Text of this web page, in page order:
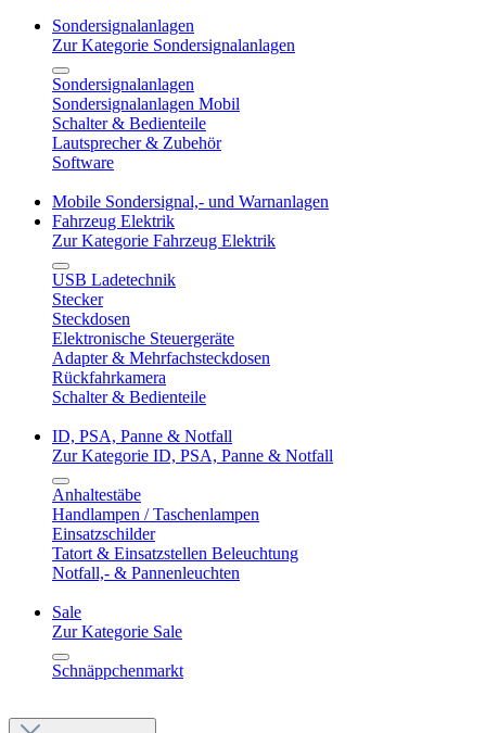
Sondersignalanlagen
Zur Kategorie Sondersignalanlagen
Sondersignalanlagen
Sondersignalanlagen Mobil
Schalter & Bedienteile
Lautsprecher & Zubehör
Software
Mobile Sondersignal,- und Warnanlagen
Fahrzeug Elektrik
Zur Kategorie Fahrzeug Elektrik
USB Ladetechnik
Stecker
Steckdosen
Elektronische Steuergeräte
Adapter & Mehrfachsteckdosen
Rückfahrkamera
Schalter & Bedienteile
ID, PSA, Panne & Notfall
Zur Kategorie ID, PSA, Panne & Notfall
Anhaltestäbe
Handlampen / Taschenlampen
Einsatzschilder
Tatort & Einsatzstellen Beleuchtung
Notfall,- & Pannenleuchten
Sale
Zur Kategorie Sale
Schnäppchenmarkt